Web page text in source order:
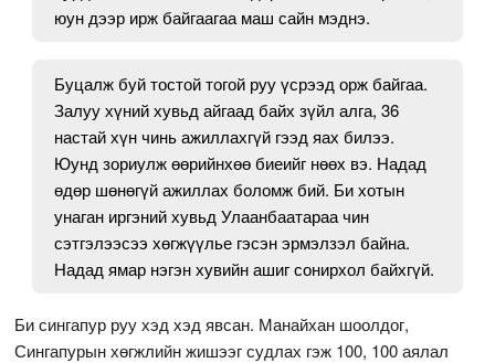
юун дээр ирж байгаагаа маш сайн мэднэ.
Буцалж буй тостой тогой руу үсрээд орж байгаа.
Залуу хүний хувьд айгаад байх зүйл алга, 36
настай хүн чинь ажиллахгүй гээд яах билээ.
Юунд зориулж өөрийнхөө биеийг нөөх вэ. Надад
өдөр шөнөгүй ажиллах боломж бий. Би хотын
унаган иргэний хувьд Улаанбаатараа чин
сэтгэлээсээ хөгжүүлье гэсэн эрмэлзэл байна.
Надад ямар нэгэн хувийн ашиг сонирхол байхгүй.
Би сингапур руу хэд хэд явсан. Манайхан шоолдог,
Сингапурын хөгжлийн жишээг судлах гэж 100, 100 аялал